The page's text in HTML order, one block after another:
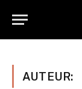
AUTEUR: